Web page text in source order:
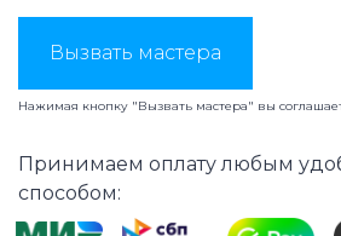
Вызвать мастера
Нажимая кнопку "Вызвать мастера" вы
Принимаем оплату любым
способом: